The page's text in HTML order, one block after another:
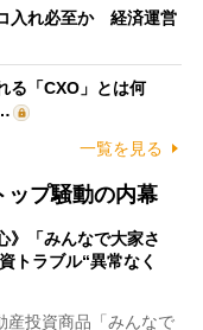
入れ必至か 経済運営
る「CXO」とは何
一覧を見る
ップ騒動の内幕
》「みんなで大家さ
トラブル“異常なく
投資商品「みんなで